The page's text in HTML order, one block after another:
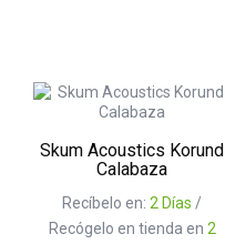
Skum Acoustics Korund
Calabaza
Recíbelo en: 2 Días /
Recógelo en tienda en 2